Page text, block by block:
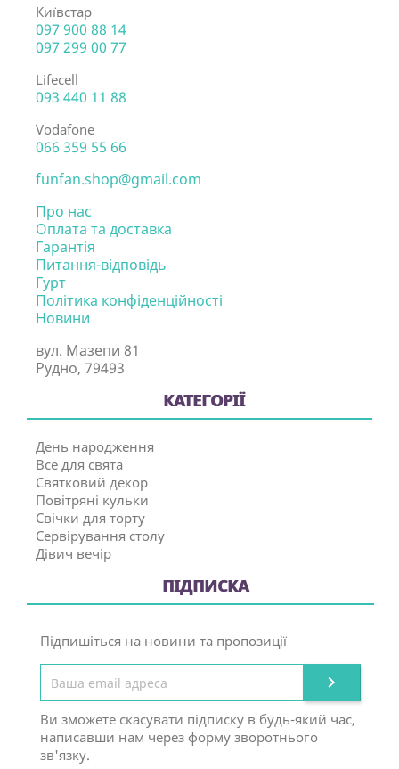
Київстар
097 900 88 14
097 299 00 77
Lifecell
093 440 11 88
Vodafone
066 359 55 66
funfan.shop@gmail.com
Про нас
Оплата та доставка
Гарантія
Питання-відповідь
Гурт
Політика конфіденційності
Новини
вул. Мазепи 81
Рудно, 79493
КАТЕГОРІЇ
День народження
Все для свята
Святковий декор
Повітряні кульки
Свічки для торту
Сервірування столу
Дівич вечір
ПІДПИСКА
Підпишіться на новини та пропозиції

Ви зможете скасувати підписку в будь-який час,
написавши нам через форму зворотнього
зв'язку.